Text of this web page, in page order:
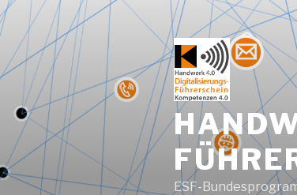
Zum
Inhalt
springen
ESF-